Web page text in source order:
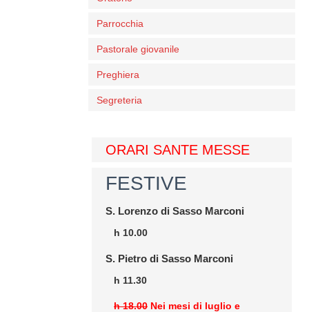
Parrocchia
Pastorale giovanile
Preghiera
Segreteria
ORARI SANTE MESSE
FESTIVE
S. Lorenzo di Sasso Marconi
h 10.00
S. Pietro di Sasso Marconi
h 11.30
h 18.00 Nei mesi di luglio e